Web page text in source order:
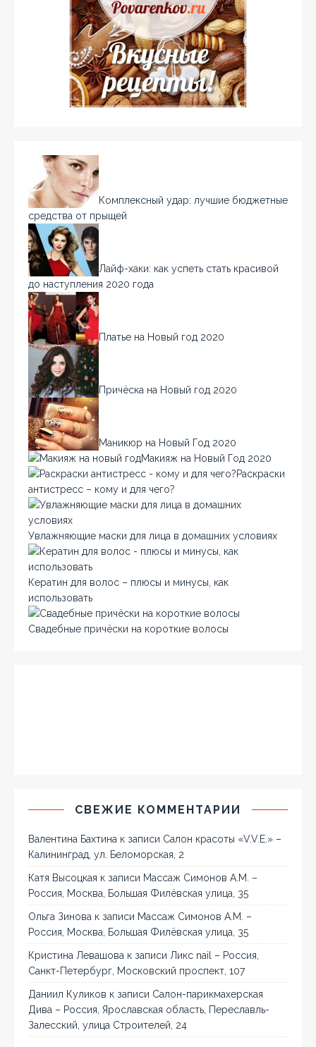
Комплексный удар: лучшие бюджетные
средства от прыщей
Лайф-хаки: как успеть стать красивой
до наступления 2020 года
Платье на Новый год 2020
Причёска на Новый год 2020
Маникюр на Новый Год 2020
Макияж на Новый Год 2020
Раскраски
антистресс – кому и для чего?
Увлажняющие маски для лица в домашних условиях
Кератин для волос – плюсы и минусы, как
использовать
Свадебные причёски на короткие волосы
СВЕЖИЕ КОММЕНТАРИИ
Валентина Бахтина к записи Салон красоты «V.V.E.» –
Калининград, ул. Беломорская, 2
Катя Высоцкая к записи Массаж Симонов А.М. –
Россия, Москва, Большая Филёвская улица, 35
Ольга Зинова к записи Массаж Симонов А.М. –
Россия, Москва, Большая Филёвская улица, 35
Кристина Левашова к записи Ликс nail – Россия,
Санкт-Петербург, Московский проспект, 107
Даниил Куликов к записи Салон-парикмахерская
Дива – Россия, Ярославская область, Переславль-
Залесский, улица Строителей, 24